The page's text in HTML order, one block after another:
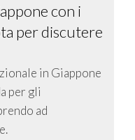
con i
per discutere
in Giappone
per gli
ad